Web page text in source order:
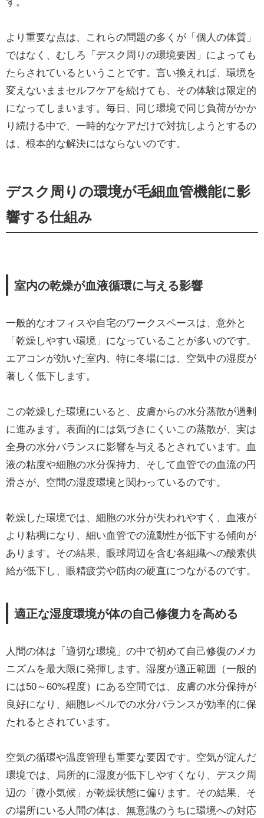
より重要な点は、これらの問題の多くが「個人の体質」
ではなく、むしろ「デスク周りの環境要因」によっても
たらされているということです。言い換えれば、環境を
変えないままセルフケアを続けても、その体験は限定的
になってしまいます。毎日、同じ環境で同じ負荷がかか
り続ける中で、一時的なケアだけで対抗しようとするの
は、根本的な解決にはならないのです。
デスク周りの環境が毛細血管機能に影
響する仕組み
室内の乾燥が血液循環に与える影響
一般的なオフィスや自宅のワークスペースは、意外と
「乾燥しやすい環境」になっていることが多いのです。
エアコンが効いた室内、特に冬場には、空気中の湿度が
著しく低下します。
この乾燥した環境にいると、皮膚からの水分蒸散が過剰
に進みます。表面的には気づきにくいこの蒸散が、実は
全身の水分バランスに影響を与えるとされています。血
液の粘度や細胞の水分保持力、そして血管での血流の円
滑さが、空間の湿度環境と関わっているのです。
乾燥した環境では、細胞の水分が失われやすく、血液が
より粘稠になり、細い血管での流動性が低下する傾向が
あります。その結果、眼球周辺を含む各組織への酸素供
給が低下し、眼精疲労や筋肉の硬直につながるのです。
適正な湿度環境が体の自己修復力を高める
人間の体は「適切な環境」の中で初めて自己修復のメカ
ニズムを最大限に発揮します。湿度が適正範囲（一般的
には50～60%程度）にある空間では、皮膚の水分保持が
良好になり、細胞レベルでの水分バランスが効率的に保
たれるとされています。
空気の循環や温度管理も重要な要因です。空気が淀んだ
環境では、局所的に湿度が低下しやすくなり、デスク周
辺の「微小気候」が乾燥状態に偏ります。その結果、そ
の場所にいる人間の体は、無意識のうちに環境への対応